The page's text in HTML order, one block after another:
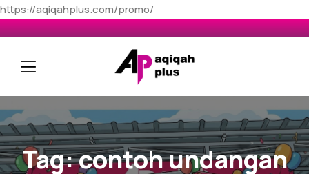
https://aqiqahplus.com/promo/
Tag:contoh undangan